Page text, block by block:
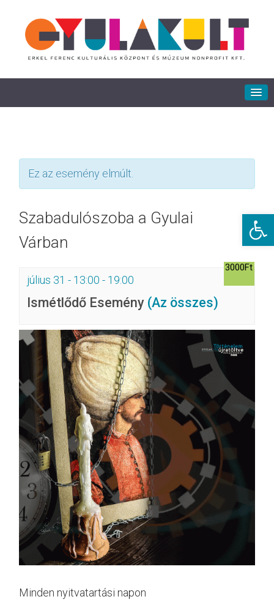
Ez az esemény elmúlt.
Szabadulószoba a Gyulai
Várban
július 31 - 13:00 - 19:00
Ismétlődő Esemény (Az összes)
3000Ft
Minden nyitvatartási napon